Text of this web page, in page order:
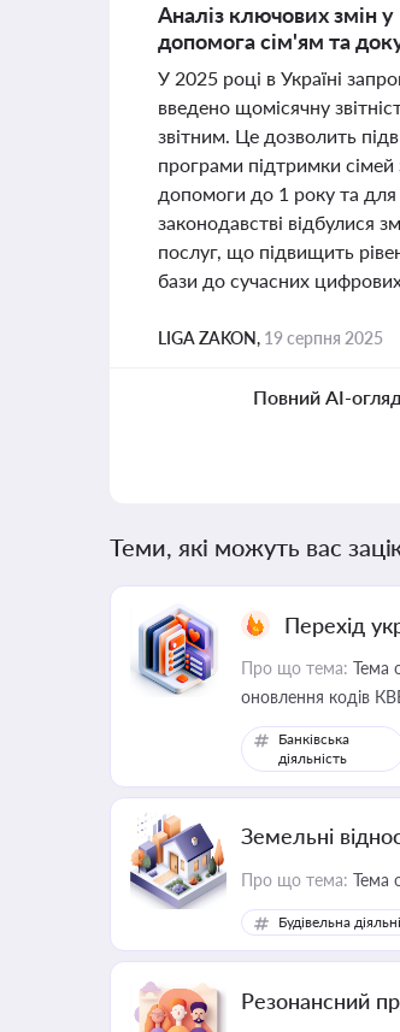
Аналіз ключових змін у
допомога сім'ям та
У 2025 році в Україні
введено щомісячну
звітним. Це дозволить
програми підтримки
допомоги до 1 року та
законодавстві відбулися
послуг, що підвищить
бази до сучасних
LIGA ZAKON, 19 серпня 2025
Повний AI-огляд
Теми, які можуть вас
Перехід
Про що тема: Тема
оновлення кодів
Банківська
діяльність
Земельні
Про що тема: Тема
Будівельна
Резонансний